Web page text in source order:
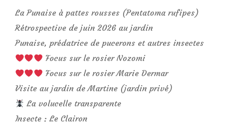
La Punaise à pattes rousses (Pentatoma rufipes)
Rétrospective de juin 2026 au jardin
Punaise, prédatrice de pucerons et autres insectes
Focus sur le rosier Nozomi
Focus sur le rosier Marie Dermar
Visite au jardin de Martine (jardin privé)
La volucelle transparente
Insecte : Le Clairon